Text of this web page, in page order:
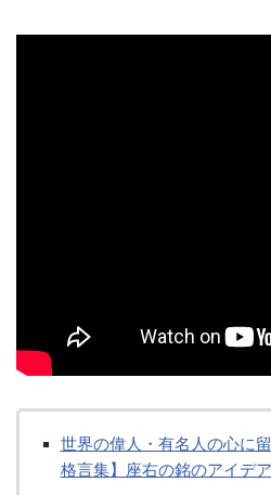
世界の偉人・有名人の心に
格言集】座右の銘のアイデア